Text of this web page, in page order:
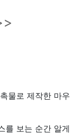
물로 제작한 마우
를 보는 순간 알게